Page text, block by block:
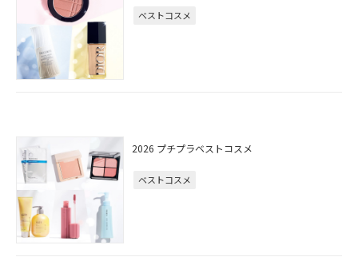
ベストコスメ
2026 プチプラベストコスメ
ベストコスメ